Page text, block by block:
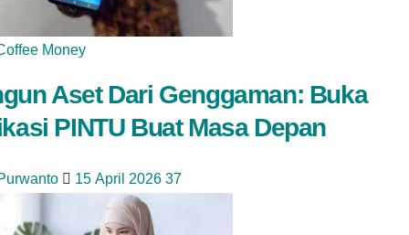
Money
Aset Dari Genggaman: Buka
PINTU Buat Masa Depan
15 April 2026 37